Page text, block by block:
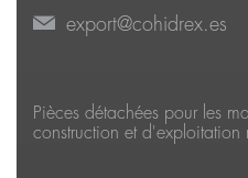
export@cohidrex.es
Pièces détachées pour les
construction et d'exploitation